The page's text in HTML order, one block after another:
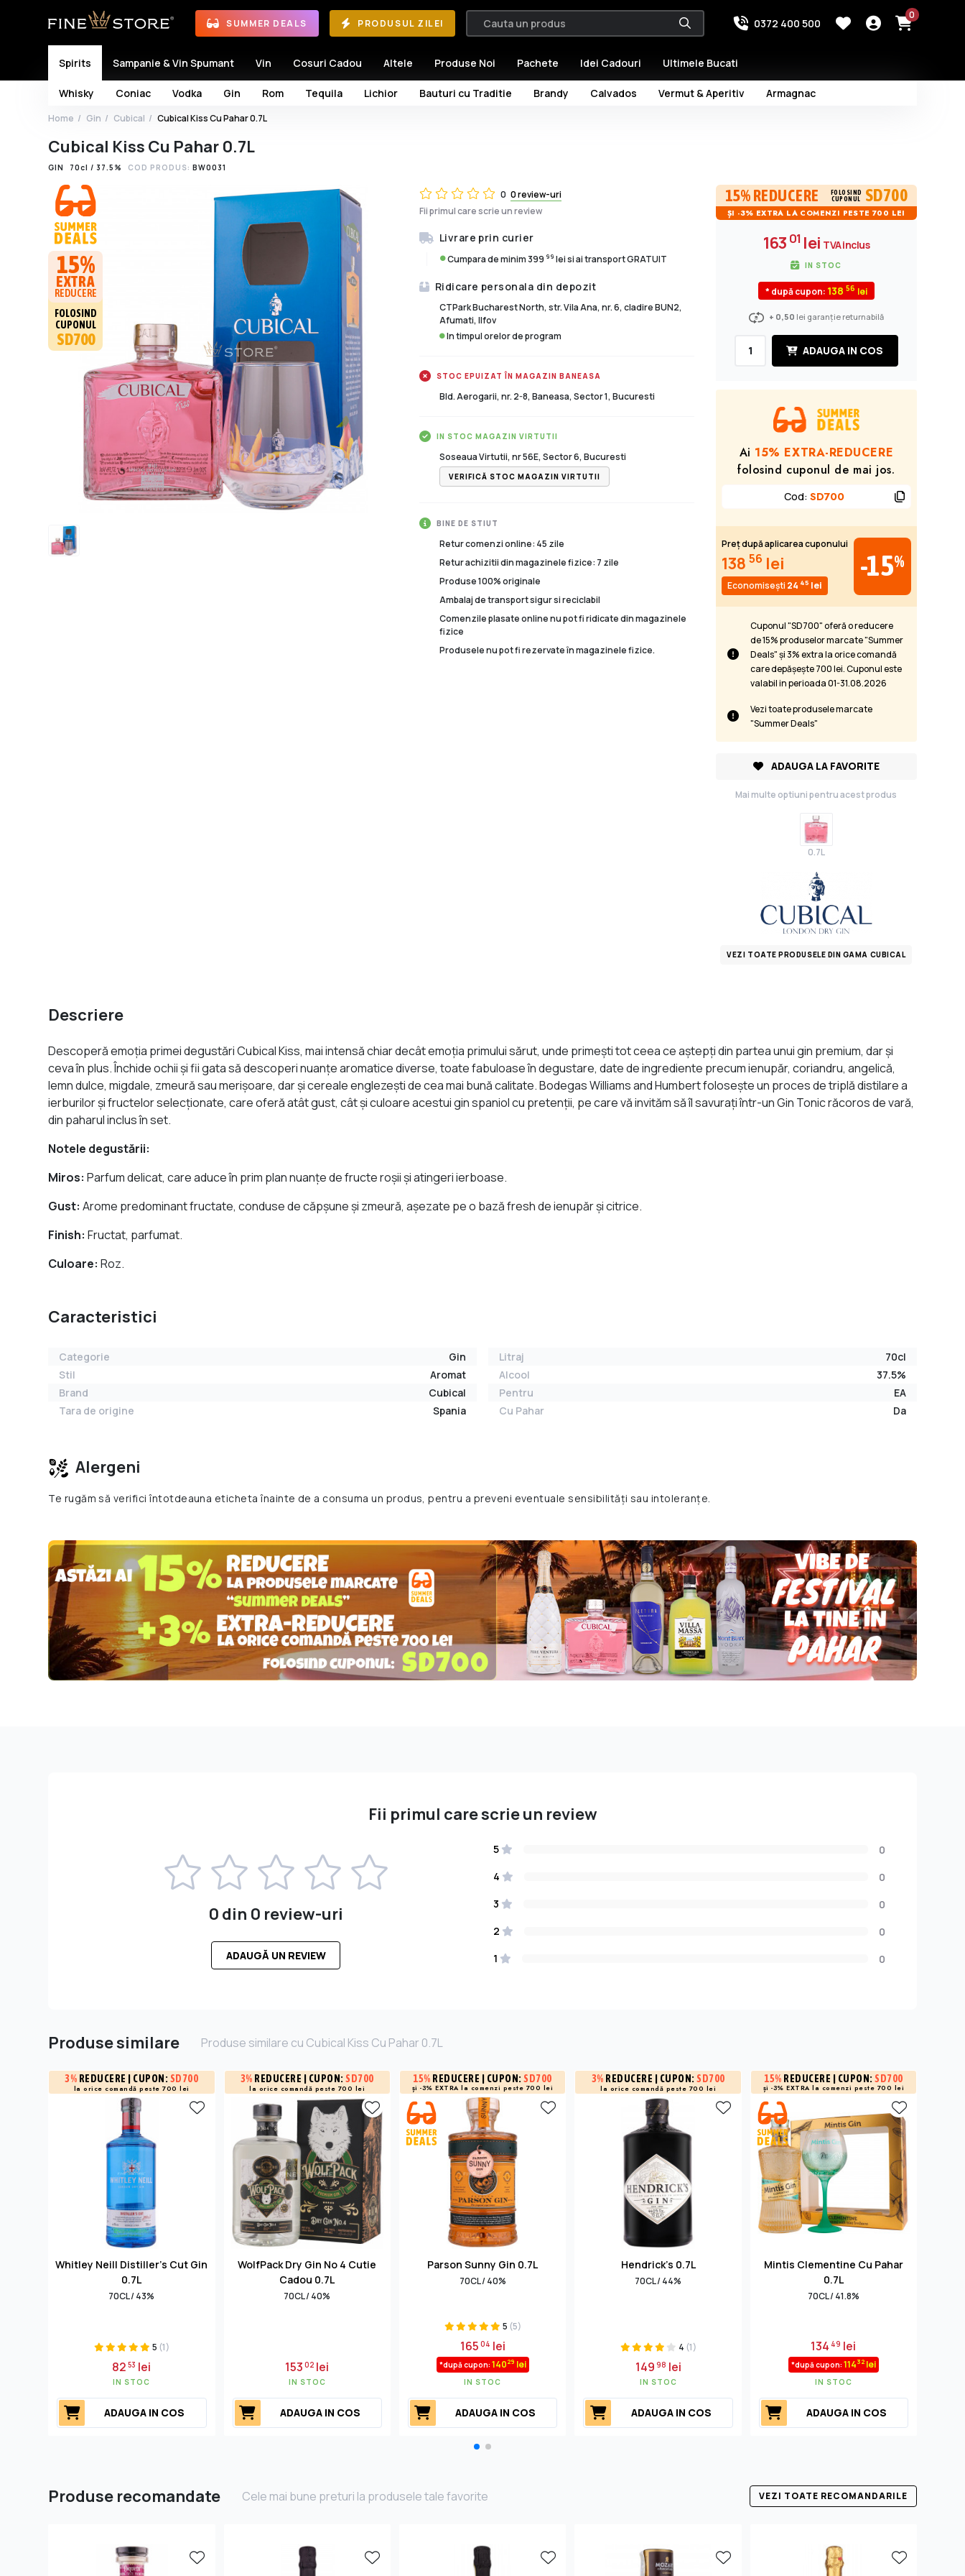
SUMMER DEALS PRODUSUL ZILEI 0372 400 500
0
Spirits
Whisky Coniac Vodka Gin Rom Tequila Lichior Bauturi cu Traditie Brandy Calvados Vermut & Aperitiv Armagnac
Sampanie & Vin Spumant Vin Cosuri Cadou Altele Produse Noi Pachete Idei Cadouri Ultimele Bucati
Home Gin Cubical Cubical Kiss Cu Pahar 0.7L
Cubical Kiss Cu Pahar 0.7L
GIN 70cl / 37.5% COD PRODUS: BW0031
15%
EXTRA
REDUCERE
FOLOSIND
CUPONUL
SD700
0 0 review-uri
Fii primul care scrie un review
Livrare prin curier
Cumpara de minim 399 99 lei si ai transport GRATUIT
Ridicare personala din depozit
CTPark Bucharest North, str. Vila Ana, nr. 6, cladire BUN2,
Afumati, Ilfov
In timpul orelor de program
STOC EPUIZAT ÎN MAGAZIN BANEASA
Bld. Aerogarii, nr. 2-8, Baneasa, Sector 1, Bucuresti
IN STOC MAGAZIN VIRTUTII
Soseaua Virtutii, nr 56E, Sector 6, Bucuresti
VERIFICĂ STOC MAGAZIN VIRTUTII
BINE DE STIUT
Retur comenzi online: 45 zile
Retur achizitii din magazinele fizice: 7 zile
Produse 100% originale
Ambalaj de transport sigur si reciclabil
Comenzile plasate online nu pot fi ridicate din magazinele
fizice
Produsele nu pot fi rezervate în magazinele fizice.
15% REDUCERE
FOLOSIND
CUPONUL
SD700
ȘI -3% EXTRA LA COMENZI PESTE 700 LEI
163 01 lei TVA inclus
IN STOC
* după cupon: 138 56
+ 0,50 lei garanție returnabilă
ADAUGA IN COS
Ai 15% EXTRA-REDUCERE
folosind cuponul de mai jos.
Cod: SD700
Preț după aplicarea cuponului
138 56 lei
Economisești 24 45 lei
-15%
Cuponul "SD700" oferă o reducere
de 15% produselor marcate "Summer
Deals" și 3% extra la orice comandă
care depășește 700 lei. Cuponul este
valabil in perioada 01-31.08.2026
Vezi toate produsele marcate
"Summer Deals"
ADAUGA LA FAVORITE
Mai multe optiuni pentru acest produs
0.7L
VEZI TOATE PRODUSELE DIN GAMA CUBICAL
Descriere
Descoperă emoţia primei degustări Cubical Kiss, mai intensă chiar decât emoţia primului sărut, unde primeşti tot ceea ce aştepţi din partea unui gin premium, dar şi
ceva în plus. Închide ochii şi fii gata să descoperi nuanţe aromatice diverse, toate fabuloase în degustare, date de ingrediente precum ienupăr, coriandru, angelică,
lemn dulce, migdale, zmeură sau merişoare, dar şi cereale englezeşti de cea mai bună calitate. Bodegas Williams and Humbert foloseşte un proces de triplă distilare a
ierburilor şi fructelor selecţionate, care oferă atât gust, cât şi culoare acestui gin spaniol cu pretenţii, pe care vă invităm să îl savuraţi într-un Gin Tonic răcoros de vară,
din paharul inclus în set.
Notele degustării:
Miros:Parfum delicat, care aduce în prim plan nuanţe de fructe roşii şi atingeri ierboase.
Gust:Arome predominant fructate, conduse de căpşune şi zmeură, aşezate pe o bază fresh de ienupăr şi citrice.
Finish:Fructat, parfumat.
Culoare: Roz.
Caracteristici
Categorie
Gin
Stil
Aromat
Brand
Cubical
Tara de origine
Spania
Litraj
70cl
Alcool
37.5%
Pentru
EA
Cu Pahar
Da
Alergeni
Te rugăm să verifici întotdeauna eticheta înainte de a consuma un produs, pentru a preveni eventuale sensibilități sau intoleranțe.
Fii primul care scrie un review
0 din 0 review-uri
ADAUGĂ UN REVIEW
5
0
4
0
3
0
2
0
1
0
Produse similare Produse similare cu Cubical Kiss Cu Pahar 0.7L
3% REDUCERE | CUPON: SD700
la orice comandă peste 700 lei
Whitley Neill Distiller's Cut Gin
0.7L
70CL / 43%
5 (1)
8253 lei
IN STOC
ADAUGA IN COS
3% REDUCERE | CUPON:SD700
la orice comandă peste 700 lei
WolfPack Dry Gin No 4 Cutie
Cadou 0.7L
70CL / 40%
15302 lei
IN STOC
ADAUGA IN COS
15% REDUCERE | CUPON:SD700
și -3% EXTRA la comenzi peste 700 lei
Parson Sunny Gin 0.7L
70CL / 40%
5 (5)
16504 lei
*după cupon: 14029 lei
IN STOC
ADAUGA IN COS
3% REDUCERE | CUPON:SD700
la orice comandă peste 700 lei
Hendrick's 0.7L
70CL / 44%
4 (1)
14998 lei
IN STOC
ADAUGA IN COS
15% REDUCERE | CUPON:SD700
și -3% EXTRA la comenzi peste 700 lei
Mintis Clementine Cu Pahar
0.7L
70CL / 41.8%
13449 lei
*după cupon: 11432lei
IN STOC
ADAUGA IN COS
Produse recomandate Cele mai bune preturi la produsele tale favorite VEZI TOATE RECOMANDARILE